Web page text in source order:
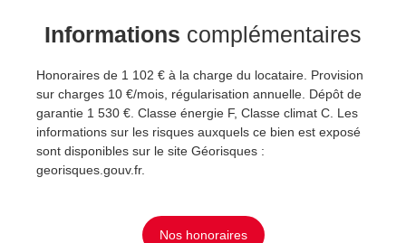
Informations complémentaires
Honoraires de 1 102 € à la charge du locataire. Provision
sur charges 10 €/mois, régularisation annuelle. Dépôt de
garantie 1 530 €. Classe énergie F, Classe climat C. Les
informations sur les risques auxquels ce bien est exposé
sont disponibles sur le site Géorisques :
georisques.gouv.fr.
Nos honoraires